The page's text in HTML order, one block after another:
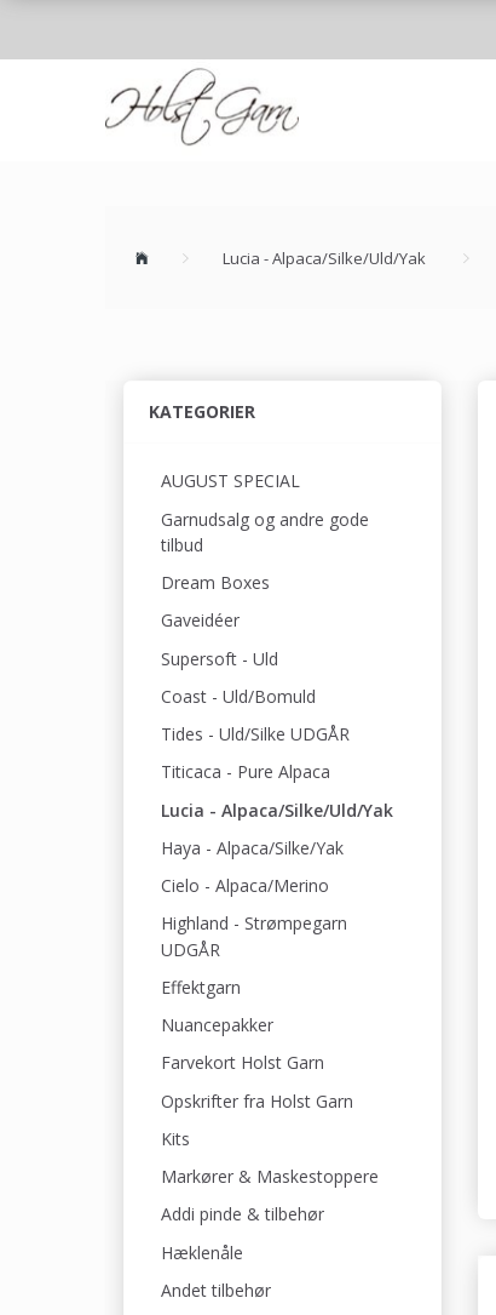
Lucia - Alpaca/Silke/Uld/Yak
KATEGORIER
AUGUST SPECIAL
Garnudsalg og andre gode
tilbud
Dream Boxes
Gaveidéer
Supersoft - Uld
Coast - Uld/Bomuld
Tides - Uld/Silke UDGÅR
Titicaca - Pure Alpaca
Lucia - Alpaca/Silke/Uld/Yak
Haya - Alpaca/Silke/Yak
Cielo - Alpaca/Merino
Highland - Strømpegarn
UDGÅR
Effektgarn
Nuancepakker
Farvekort Holst Garn
Opskrifter fra Holst Garn
Kits
Markører & Maskestoppere
Addi pinde & tilbehør
Hæklenåle
Andet tilbehør